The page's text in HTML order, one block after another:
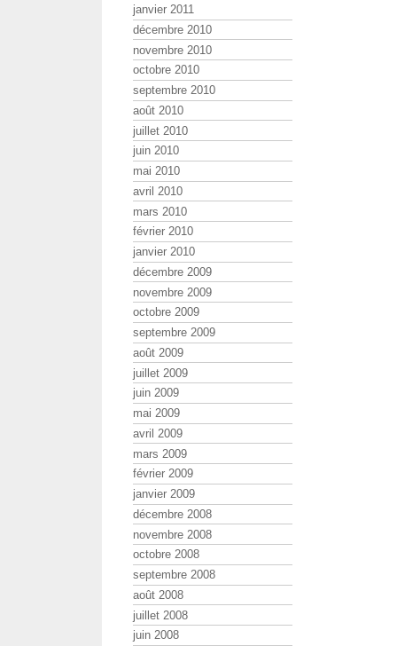
janvier 2011
décembre 2010
novembre 2010
octobre 2010
septembre 2010
août 2010
juillet 2010
juin 2010
mai 2010
avril 2010
mars 2010
février 2010
janvier 2010
décembre 2009
novembre 2009
octobre 2009
septembre 2009
août 2009
juillet 2009
juin 2009
mai 2009
avril 2009
mars 2009
février 2009
janvier 2009
décembre 2008
novembre 2008
octobre 2008
septembre 2008
août 2008
juillet 2008
juin 2008